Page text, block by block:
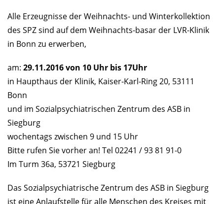
Alle Erzeugnisse der Weihnachts- und Winterkollektion
des SPZ sind auf dem Weihnachts-basar der LVR-Klinik
in Bonn zu erwerben,
am: 29.11.2016 von 10 Uhr bis 17Uhr
in Haupthaus der Klinik, Kaiser-Karl-Ring 20, 53111
Bonn
und im Sozialpsychiatrischen Zentrum des ASB in
Siegburg
wochentags zwischen 9 und 15 Uhr
Bitte rufen Sie vorher an! Tel 02241 / 93 81 91-0
Im Turm 36a, 53721 Siegburg
Das Sozialpsychiatrische Zentrum des ASB in Siegburg
ist eine Anlaufstelle für alle Menschen des Kreises mit